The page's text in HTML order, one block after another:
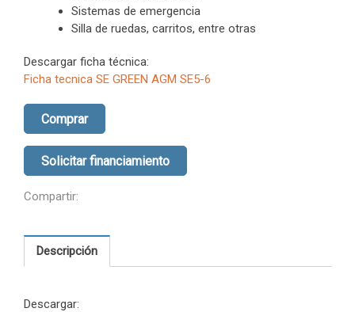
Sistemas de emergencia
Silla de ruedas, carritos, entre otras
Descargar ficha técnica:
Ficha tecnica SE GREEN AGM SE5-6
Comprar
Solicitar financiamiento
Compartir:
Descripción
Descargar: